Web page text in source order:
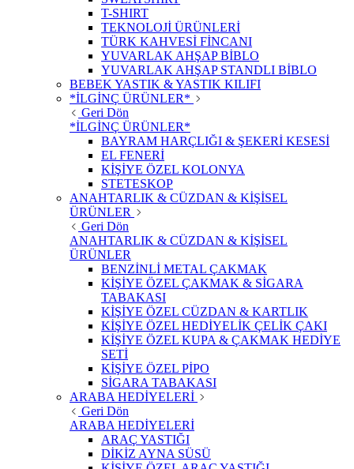
T-SHIRT
TEKNOLOJİ ÜRÜNLERİ
TÜRK KAHVESİ FİNCANI
YUVARLAK AHŞAP BİBLO
YUVARLAK AHŞAP STANDLI BİBLO
BEBEK YASTIK & YASTIK KILIFI
*İLGİNÇ ÜRÜNLER*
Geri Dön
*İLGİNÇ ÜRÜNLER*
BAYRAM HARÇLIĞI & ŞEKERİ KESESİ
EL FENERİ
KİŞİYE ÖZEL KOLONYA
STETESKOP
ANAHTARLIK & CÜZDAN & KİŞİSEL
ÜRÜNLER
Geri Dön
ANAHTARLIK & CÜZDAN & KİŞİSEL
ÜRÜNLER
BENZİNLİ METAL ÇAKMAK
KİŞİYE ÖZEL ÇAKMAK & SİGARA
TABAKASI
KİŞİYE ÖZEL CÜZDAN & KARTLIK
KİŞİYE ÖZEL HEDİYELİK ÇELİK ÇAKI
KİŞİYE ÖZEL KUPA & ÇAKMAK HEDİYE
SETİ
KİŞİYE ÖZEL PİPO
SİGARA TABAKASI
ARABA HEDİYELERİ
Geri Dön
ARABA HEDİYELERİ
ARAÇ YASTIĞI
DİKİZ AYNA SÜSÜ